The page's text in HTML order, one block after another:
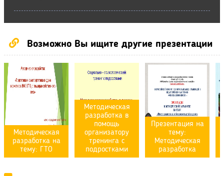
Возможно Вы ищите другие презентации
Методическая
разработка на
тему: ГТО
Методическая
разработка в
помощь
организатору
тренинга с
подростками
Презентация на
тему:
Методическая
разработка